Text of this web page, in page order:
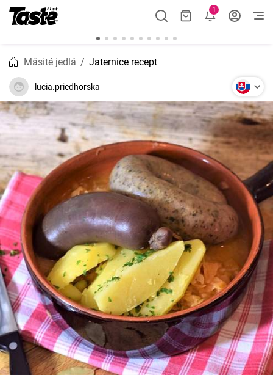
1
Mäsité jedlá Jaternice recept
lucia.priedhorska